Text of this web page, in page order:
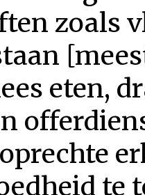
zoals
eten,
te